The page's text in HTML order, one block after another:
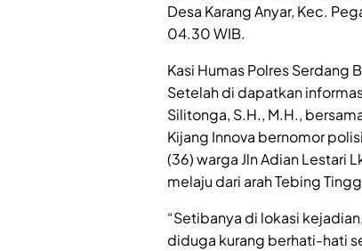
Desa Karang Anyar, Kec.
04.30 WIB.
Kasi Humas Polres Serdang
Setelah di dapatkan
Silitonga, S.H., M.H.,
Kijang Innova bernomor
(36) warga Jln Adian Lestari
melaju dari arah Tebing
“Setibanya di lokasi
diduga kurang berhati-hati